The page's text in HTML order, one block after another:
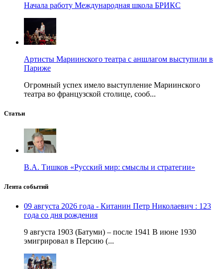
Начала работу Международная школа БРИКС
Артисты Мариинского театра с аншлагом выступили в
Париже
Огромный успех имело выступление Мариинского
театра во французской столице, сооб...
Статьи
В.А. Тишков «Русский мир: смыслы и стратегии»
Лента событий
09 августа 2026 года - Китанин Петр Николаевич : 123
года со дня рождения
9 августа 1903 (Батуми) – после 1941 В июне 1930
эмигрировал в Персию (...